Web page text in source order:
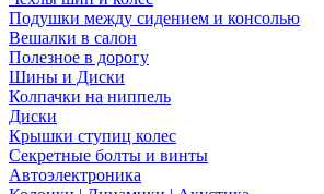
Подушки между сидением и консолью
Вешалки в салон
Полезное в дорогу
Шины и Диски
Колпачки на ниппель
Диски
Крышки ступиц колес
Секретные болты и винты
Автоэлектроника